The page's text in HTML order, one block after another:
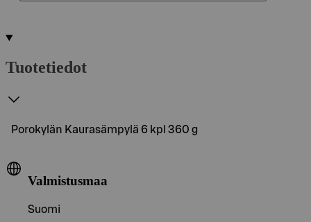
Tuotetiedot
Porokylän Kaurasämpylä 6 kpl 360 g
Valmistusmaa
Suomi